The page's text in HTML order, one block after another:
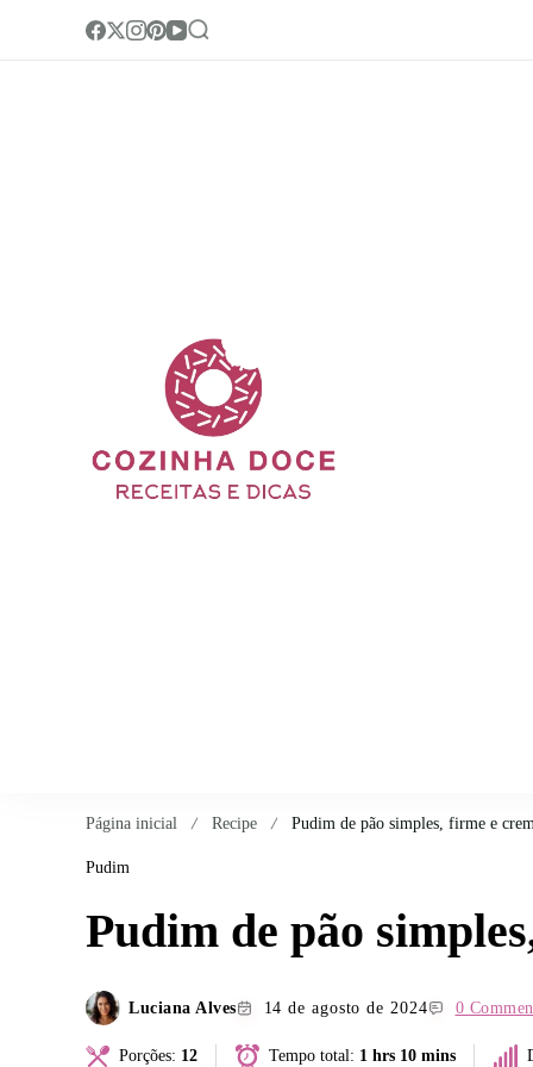
Página inicial Recipe Pudim de pão simples, firme e
Pudim
Pudim de pão
Luciana Alves 14 de agosto de 2024 0
Porções: 12 Tempo total: 1 hrs 10 mins